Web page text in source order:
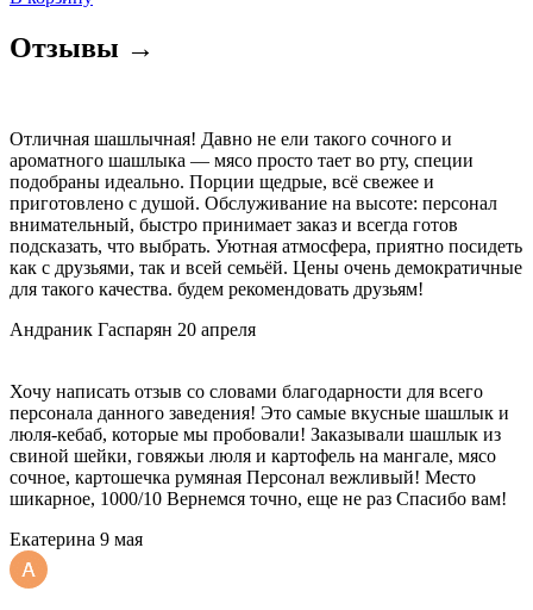
Хаш
с
Отзывы →
Отличная шашлычная! Давно не ели такого сочного и
ароматного шашлыка — мясо просто тает во рту, специи
подобраны идеально. Порции щедрые, всё свежее и
приготовлено с душой. Обслуживание на высоте: персонал
внимательный, быстро принимает заказ и всегда готов
подсказать, что выбрать. Уютная атмосфера, приятно посидеть
как с друзьями, так и всей семьёй. Цены очень демократичные
для такого качества. будем рекомендовать друзьям!
Андраник Гаспарян 20 апреля
Хочу написать отзыв со словами благодарности для всего
персонала данного заведения! Это самые вкусные шашлык и
люля-кебаб, которые мы пробовали! Заказывали шашлык из
свиной шейки, говяжьи люля и картофель на мангале, мясо
сочное, картошечка румяная Персонал вежливый! Место
шикарное, 1000/10 Вернемся точно, еще не раз Спасибо вам!
Екатерина 9 мая